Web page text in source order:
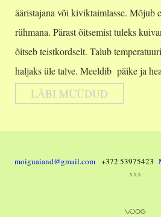
ääristajana või kiviktaimlasse. Mõjub
rühmana. Pärast õitsemist tuleks
õitseb teistkordselt. Talub
haljaks üle talve. Meeldib päike ja
LÄBI MÜÜDUD
moiguaiand@gmail.com +372 53975423
xxx